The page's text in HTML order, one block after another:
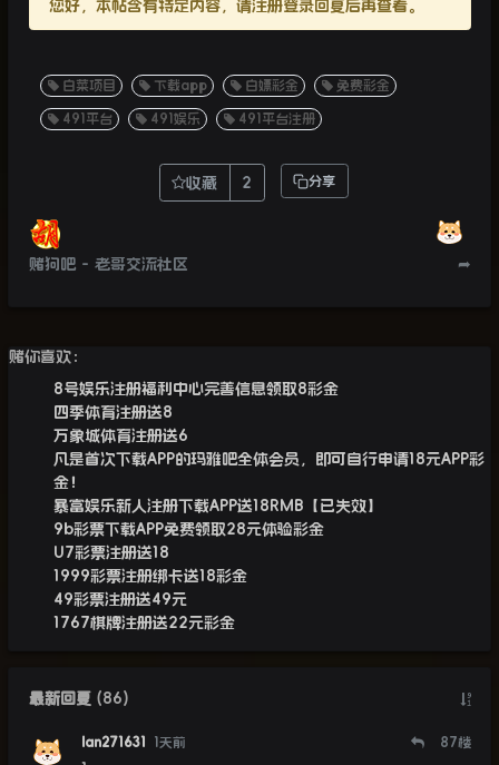
您好，本帖含有特定内容，请注册登录回复后再查看。
白菜项目 下载app 白嫖彩金 免费彩金
491平台 491娱乐 491平台注册
收藏 2 分享
赌狗吧 - 老哥交流社区 ➦
赌你喜欢：
8号娱乐注册福利中心完善信息领取8彩金
四季体育注册送8
万象城体育注册送6
凡是首次下载APP的玛雅吧全体会员，即可自行申请18元APP彩
金！
暴富娱乐新人注册下载APP送18RMB【已失效】
9b彩票下载APP免费领取28元体验彩金
U7彩票注册送18
1999彩票注册绑卡送18彩金
49彩票注册送49元
1767棋牌注册送22元彩金
最新回复 (86 )
lan271631 1天前 87楼